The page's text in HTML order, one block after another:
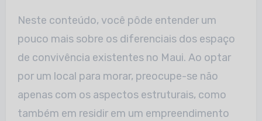
Neste conteúdo, você pôde entender um
pouco mais sobre os diferenciais dos espaço
de convivência existentes no Maui. Ao optar
por um local para morar, preocupe-se não
apenas com os aspectos estruturais, como
também em residir em um empreendimento